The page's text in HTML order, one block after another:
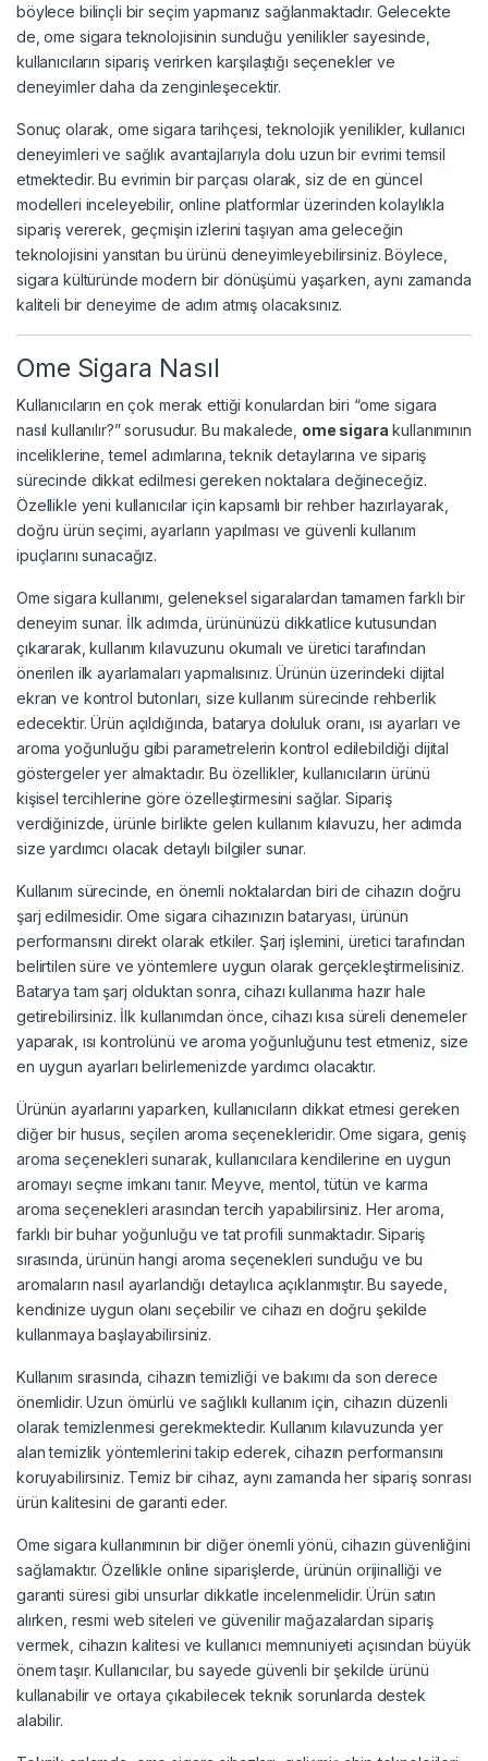
böylece bilinçli bir seçim yapmanız sağlanmaktadır. Gelecekte
de, ome sigara teknolojisinin sunduğu yenilikler sayesinde,
kullanıcıların sipariş verirken karşılaştığı seçenekler ve
deneyimler daha da zenginleşecektir.
Sonuç olarak, ome sigara tarihçesi, teknolojik yenilikler, kullanıcı
deneyimleri ve sağlık avantajlarıyla dolu uzun bir evrimi temsil
etmektedir. Bu evrimin bir parçası olarak, siz de en güncel
modelleri inceleyebilir, online platformlar üzerinden kolaylıkla
sipariş vererek, geçmişin izlerini taşıyan ama geleceğin
teknolojisini yansıtan bu ürünü deneyimleyebilirsiniz. Böylece,
sigara kültüründe modern bir dönüşümü yaşarken, aynı zamanda
kaliteli bir deneyime de adım atmış olacaksınız.
Ome Sigara Nasıl
Kullanıcıların en çok merak ettiği konulardan biri “ome sigara
nasıl kullanılır?” sorusudur. Bu makalede, ome sigara kullanımının
inceliklerine, temel adımlarına, teknik detaylarına ve sipariş
sürecinde dikkat edilmesi gereken noktalara değineceğiz.
Özellikle yeni kullanıcılar için kapsamlı bir rehber hazırlayarak,
doğru ürün seçimi, ayarların yapılması ve güvenli kullanım
ipuçlarını sunacağız.
Ome sigara kullanımı, geleneksel sigaralardan tamamen farklı bir
deneyim sunar. İlk adımda, ürününüzü dikkatlice kutusundan
çıkararak, kullanım kılavuzunu okumalı ve üretici tarafından
önerilen ilk ayarlamaları yapmalısınız. Ürünün üzerindeki dijital
ekran ve kontrol butonları, size kullanım sürecinde rehberlik
edecektir. Ürün açıldığında, batarya doluluk oranı, ısı ayarları ve
aroma yoğunluğu gibi parametrelerin kontrol edilebildiği dijital
göstergeler yer almaktadır. Bu özellikler, kullanıcıların ürünü
kişisel tercihlerine göre özelleştirmesini sağlar. Sipariş
verdiğinizde, ürünle birlikte gelen kullanım kılavuzu, her adımda
size yardımcı olacak detaylı bilgiler sunar.
Kullanım sürecinde, en önemli noktalardan biri de cihazın doğru
şarj edilmesidir. Ome sigara cihazınızın bataryası, ürünün
performansını direkt olarak etkiler. Şarj işlemini, üretici tarafından
belirtilen süre ve yöntemlere uygun olarak gerçekleştirmelisiniz.
Batarya tam şarj olduktan sonra, cihazı kullanıma hazır hale
getirebilirsiniz. İlk kullanımdan önce, cihazı kısa süreli denemeler
yaparak, ısı kontrolünü ve aroma yoğunluğunu test etmeniz, size
en uygun ayarları belirlemenizde yardımcı olacaktır.
Ürünün ayarlarını yaparken, kullanıcıların dikkat etmesi gereken
diğer bir husus, seçilen aroma seçenekleridir. Ome sigara, geniş
aroma seçenekleri sunarak, kullanıcılara kendilerine en uygun
aromayı seçme imkanı tanır. Meyve, mentol, tütün ve karma
aroma seçenekleri arasından tercih yapabilirsiniz. Her aroma,
farklı bir buhar yoğunluğu ve tat profili sunmaktadır. Sipariş
sırasında, ürünün hangi aroma seçenekleri sunduğu ve bu
aromaların nasıl ayarlandığı detaylıca açıklanmıştır. Bu sayede,
kendinize uygun olanı seçebilir ve cihazı en doğru şekilde
kullanmaya başlayabilirsiniz.
Kullanım sırasında, cihazın temizliği ve bakımı da son derece
önemlidir. Uzun ömürlü ve sağlıklı kullanım için, cihazın düzenli
olarak temizlenmesi gerekmektedir. Kullanım kılavuzunda yer
alan temizlik yöntemlerini takip ederek, cihazın performansını
koruyabilirsiniz. Temiz bir cihaz, aynı zamanda her sipariş sonrası
ürün kalitesini de garanti eder.
Ome sigara kullanımının bir diğer önemli yönü, cihazın güvenliğini
sağlamaktır. Özellikle online siparişlerde, ürünün orijinalliği ve
garanti süresi gibi unsurlar dikkatle incelenmelidir. Ürün satın
alırken, resmi web siteleri ve güvenilir mağazalardan sipariş
vermek, cihazın kalitesi ve kullanıcı memnuniyeti açısından büyük
önem taşır. Kullanıcılar, bu sayede güvenli bir şekilde ürünü
kullanabilir ve ortaya çıkabilecek teknik sorunlarda destek
alabilir.